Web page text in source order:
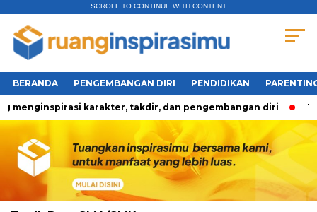
SCROLL TO CONTINUE WITH CONTENT
BERANDA PENGEMBANGAN DIRI PENDIDIKAN
menginspirasi karakter, takdir, dan pengembangan diri